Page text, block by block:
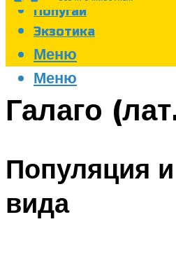
Попугаи
Экзотика
Меню
Меню
Галаго
Популяция и
вида